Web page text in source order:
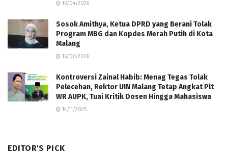
15/04/2026
Sosok Amithya, Ketua DPRD yang Berani Tolak
Program MBG dan Kopdes Merah Putih di Kota
Malang
16/06/2026
Kontroversi Zainal Habib: Menag Tegas Tolak
Pelecehan, Rektor UIN Malang Tetap Angkat Plt
WR AUPK, Tuai Kritik Dosen Hingga Mahasiswa
14/11/2025
EDITOR'S PICK